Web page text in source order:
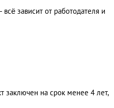
зависит от работодателя и
заключен на срок менее 4 лет,